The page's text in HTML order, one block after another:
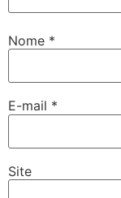
Nome *
E-mail *
Site